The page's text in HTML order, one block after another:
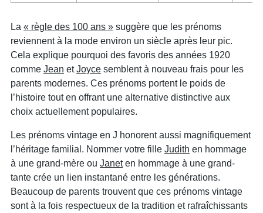
La « règle des 100 ans » suggère que les prénoms
reviennent à la mode environ un siècle après leur pic.
Cela explique pourquoi des favoris des années 1920
comme Jean etJoyce semblent à nouveau frais pour les
parents modernes. Ces prénoms portent le poids de
l’histoire tout en offrant une alternative distinctive aux
choix actuellement populaires.
Les prénoms vintage en J honorent aussi magnifiquement
l’héritage familial. Nommer votre fille Judith en hommage
à une grand-mère ou Janeten hommage à une grand-
tante crée un lien instantané entre les générations.
Beaucoup de parents trouvent que ces prénoms vintage
sont à la fois respectueux de la tradition et rafraîchissants